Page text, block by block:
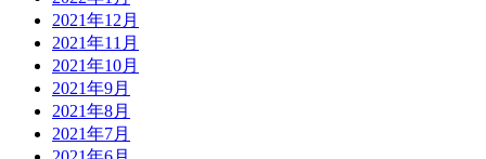
2021年12月
2021年11月
2021年10月
2021年9月
2021年8月
2021年7月